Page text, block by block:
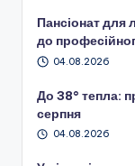
Пансіонат для
до
04.08.2026
До 38° тепла:
серпня
04.08.2026